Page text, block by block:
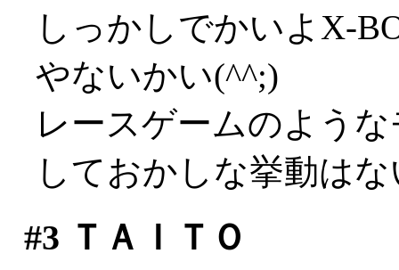
しっかしでかいよX-
やないかい(^^;)
レースゲームのよう
しておかしな挙動は
#3 ＴＡＩＴＯ